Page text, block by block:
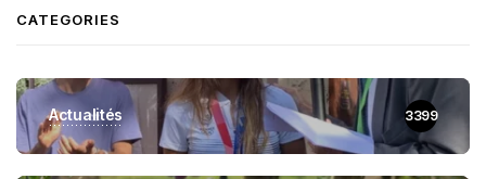
CATEGORIES
Actualités 3399